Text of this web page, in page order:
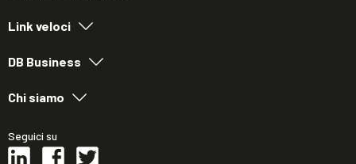
Link veloci
DB Business
Chi siamo
Seguici su